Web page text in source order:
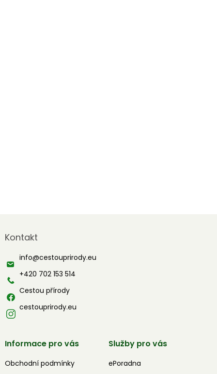
p
t
Kontakt
info@cestouprirody.eu
+420 702 153 514
Cestou přírody
cestouprirody.eu
Informace pro vás
Obchodní podmínky
Služby pro vás
ePoradna